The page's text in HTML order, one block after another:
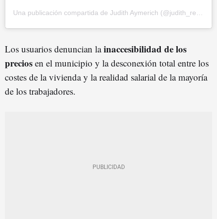
Los usuarios denuncian lainaccesibilidad de los
precios en el municipio y la desconexión total entre los
costes de la vivienda y la realidad salarial de la mayoría
de los trabajadores.